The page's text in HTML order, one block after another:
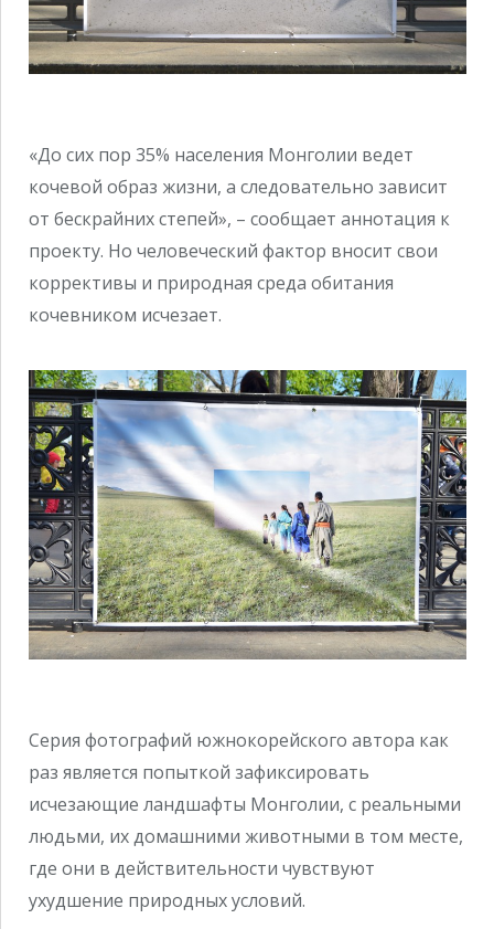
«До сих пор 35% населения Монголии ведет
кочевой образ жизни, а следовательно зависит
от бескрайних степей», – сообщает аннотация к
проекту. Но человеческий фактор вносит свои
коррективы и природная среда обитания
кочевником исчезает.
Серия фотографий южнокорейского автора как
раз является попыткой зафиксировать
исчезающие ландшафты Монголии, с реальными
людьми, их домашними животными в том месте,
где они в действительности чувствуют
ухудшение природных условий.